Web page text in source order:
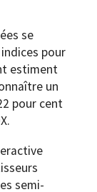
se
pour
estiment
un
pour cent
semi-